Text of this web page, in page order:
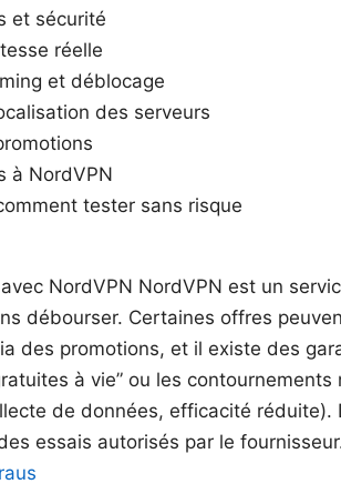
et sécurité
réelle
et déblocage
des serveurs
à NordVPN
tester sans risque
NordVPN NordVPN est un
débourser. Certaines offres
des promotions, et il existe des
à vie” ou les
de données, efficacité
essais autorisés par le